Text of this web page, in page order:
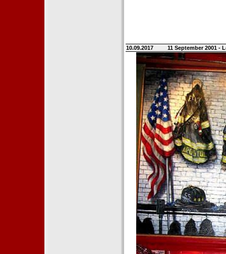
10.09.2017 11 September 2001 -